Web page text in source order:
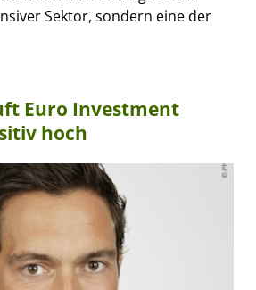
Sektor, sondern eine der
Euro Investment
hoch